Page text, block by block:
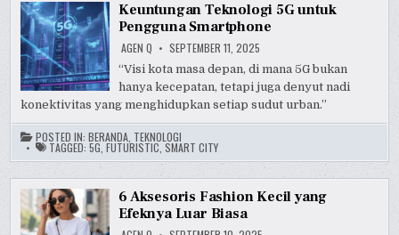
Keuntungan Teknologi 5G untuk
Pengguna Smartphone
AGEN Q SEPTEMBER 11, 2025
“Visi kota masa depan, di mana 5G bukan
hanya kecepatan, tetapi juga denyut nadi
konektivitas yang menghidupkan setiap sudut urban.”
POSTED IN:BERANDA TEKNOLOGI
TAGGED:5G ,FUTURISTIC ,SMART CITY
6 Aksesoris Fashion Kecil yang
Efeknya Luar Biasa